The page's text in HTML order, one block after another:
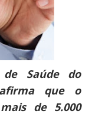
de Saúde do
que o
de 5.000